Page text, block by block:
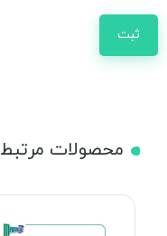
محصولات مرتبط